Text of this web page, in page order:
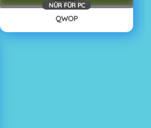
NÜR FÜR PC
QWOP